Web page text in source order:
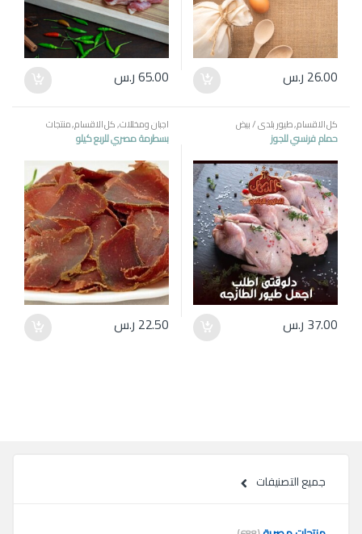
26.00 ر.س 65.00ر.س
كل الاقسام,طيور بلدي / بيض
حمام فرنسي للجوز
37.00 ر.س
اجبان ومخللات,كل الاقسام,منتجات
مصرية
بسطرمة مصري للربع كيلو
22.50 ر.س
جميع التصنيفات